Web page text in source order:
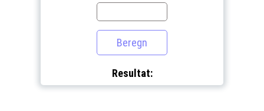
Resultat: